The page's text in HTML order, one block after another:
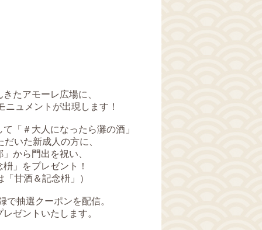
たアモーレ広場に、
ュメントが出現します！
「＃大人になったら灘の酒」
いた新成人の方に、
から門出を祝い、
」をプレゼント！
甘酒＆記念枡」）
で抽選クーポンを配信。
ゼントいたします。